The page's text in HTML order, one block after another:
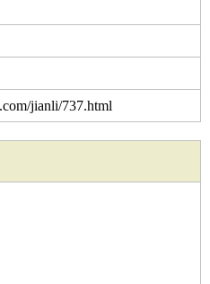
jianli/737.html